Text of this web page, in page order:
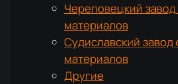
Череповецкий
материалов
Судиславский завод
материалов
Другие